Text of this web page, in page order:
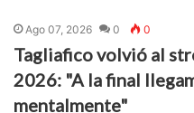
Ago 07, 2026 0 0
Tagliafico volvió al
2026: "A la final
mentalmente"